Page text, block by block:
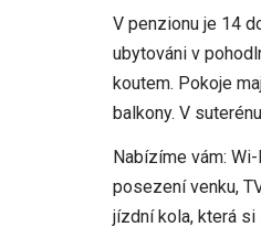
V penzionu je 14
ubytováni v
koutem. Pokoje
balkony. V
Nabízíme vám:
posezení venku,
jízdní kola, která